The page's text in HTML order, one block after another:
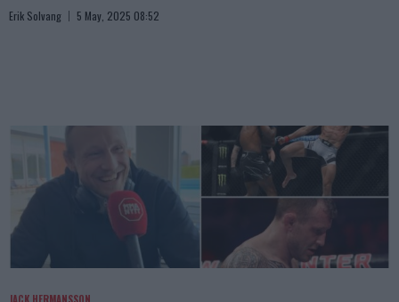
Erik Solvang 5 May, 2025 08:52
JACK HERMANSSON